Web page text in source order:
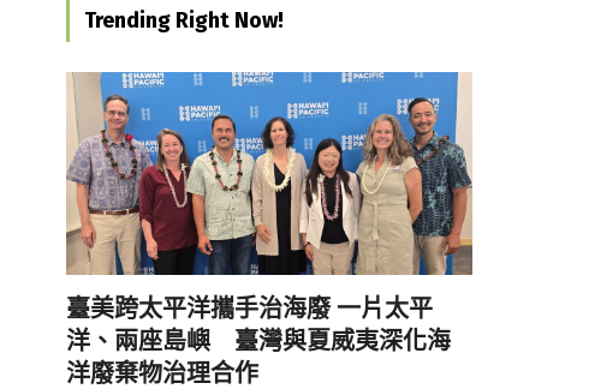
Trending Right Now!
臺美跨太平洋攜手治海廢 一片太平
洋、兩座島嶼 臺灣與夏威夷深化海
洋廢棄物治理合作